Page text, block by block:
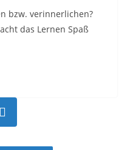
bzw. verinnerlichen?
das Lernen Spaß